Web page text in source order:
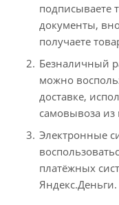
подписываете
документы,
получаете
Безналичный
можно
доставке,
самовывоза из
Электронные
платёжных
Яндекс.Деньги.